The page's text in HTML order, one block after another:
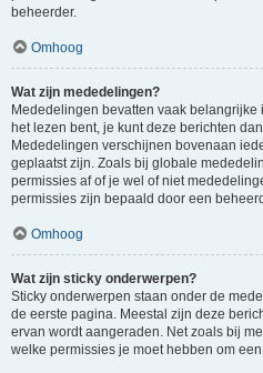
beheerder.
Omhoog
Wat zijn mededelingen?
Mededelingen bevatten vaak belangrijke
het lezen bent, je kunt deze berichten
Mededelingen verschijnen bovenaan
geplaatst zijn. Zoals bij globale
permissies af of je wel of niet
permissies zijn bepaald door een
Omhoog
Wat zijn sticky onderwerpen?
Sticky onderwerpen staan onder de
de eerste pagina. Meestal zijn deze
ervan wordt aangeraden. Net zoals bij
welke permissies je moet hebben om